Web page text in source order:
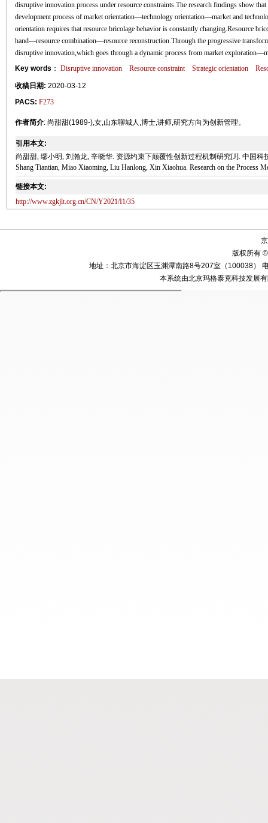
disruptive innovation process under resource constraints.The research findings show
development process of market orientation—technology orientation—market and
orientation requires that resource bricolage behavior is constantly changing.Resource
hand—resource combination—resource reconstruction.Through the progressive
disruptive innovation,which goes through a dynamic process from market
Key words ： Disruptive innovation Resource constraint Strategic orientation
收稿日期: 2020-03-12
PACS: F273
作者简介: 尚甜甜(1989-),女,山东聊城人,博士,讲师,研究方向为创新管理。
引用本文:
尚甜甜, 缪小明, 刘瀚龙, 辛晓华. 资源约束下颠覆性创新过程机制研究[J]. 中国科
Shang Tiantian, Miao Xiaoming, Liu Hanlong, Xin Xiaohua. Research on the Process
链接本文:
http://www.zgkjlt.org.cn/CN/Y2021/I1/35
版权所有
地址：北京市海淀区玉渊潭南路8号207室（100038）
本系统由北京玛格泰克科技发展